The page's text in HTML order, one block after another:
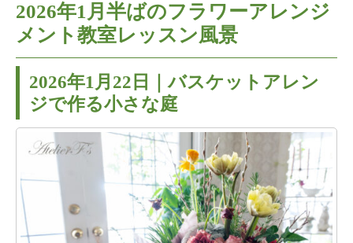
2026年1月半ばのフラワーアレンジ
メント教室レッスン風景
2026年1月22日｜バスケットアレン
ジで作る小さな庭